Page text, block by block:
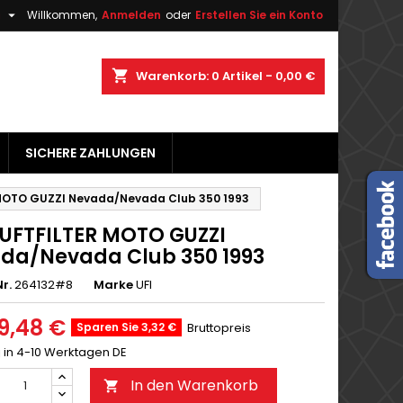
Willkommen, Anmelden oder Erstellen Sie ein Konto

shopping_cart Warenkorb: 0 Artikel - 0,00 €
SICHERE ZAHLUNGEN
GUZZI Nevada/Nevada Club 350 1993
MOTO GUZZI
Nevada Club 350 1993
264132#8 MarkeUFI
€ Sparen Sie 3,32 €
Bruttopreis
4-10 Werktagen DE
 In den Warenkorb